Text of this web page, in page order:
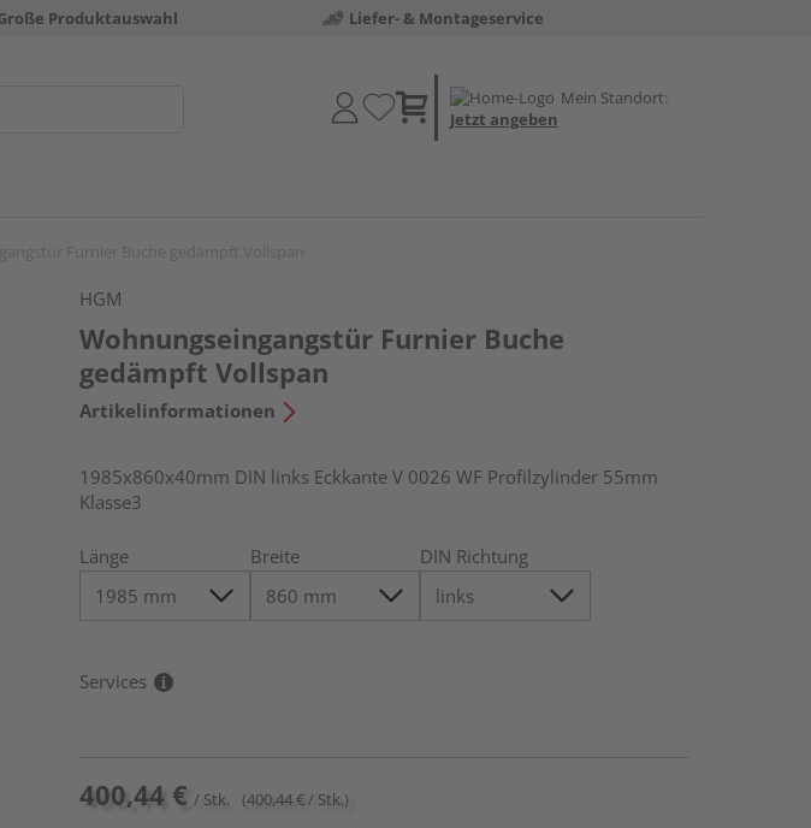
Produktauswahl Liefer- & Montageservice
Mein Standort:
Jetzt angeben
HGM
Wohnungseingangstür Furnier Buche
gedämpft Vollspan
Artikelinformationen
1985x860x40mm DIN links Eckkante V 0026 WF Profilzylinder 55mm
Klasse3
Länge Breite DIN Richtung
Services
400,44 € / Stk. (400,44 € / Stk.)